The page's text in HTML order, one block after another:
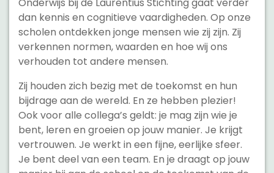
dan kennis en cognitieve vaardigheden. Op onze
scholen ontdekken jonge mensen wie zij zijn. Zij
verkennen normen, waarden en hoe wij ons
verhouden tot andere mensen.
Zij houden zich bezig met de toekomst en hun
bijdrage aan de wereld. En ze hebben plezier!
Ook voor alle collega’s geldt: je mag zijn wie je
bent, leren en groeien op jouw manier. Je krijgt
vertrouwen. Je werkt in een fijne, eerlijke sfeer.
Je bent deel van een team. En je draagt op jouw